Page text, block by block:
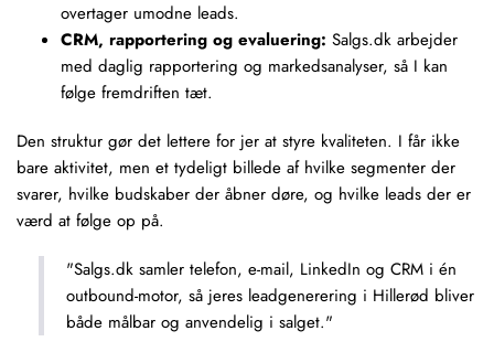
overtager umodne leads.
CRM, rapportering og evaluering: Salgs.dk arbejder
med daglig rapportering og markedsanalyser, så I kan
følge fremdriften tæt.
Den struktur gør det lettere for jer at styre kvaliteten. I får ikke
bare aktivitet, men et tydeligt billede af hvilke segmenter der
svarer, hvilke budskaber der åbner døre, og hvilke leads der er
værd at følge op på.
"Salgs.dk samler telefon, e-mail, LinkedIn og CRM i én
outbound-motor, så jeres leadgenerering i Hillerød bliver
både målbar og anvendelig i salget."